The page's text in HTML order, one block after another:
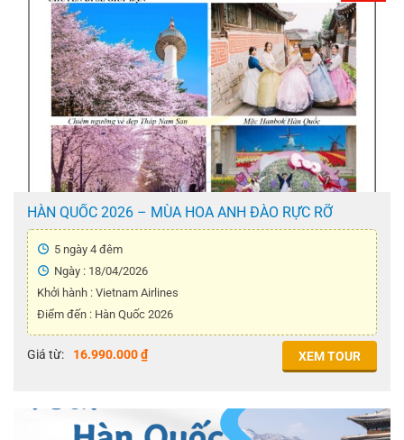
HÀN QUỐC 2026 – MÙA HOA ANH ĐÀO RỰC RỠ
5 ngày 4 đêm
Ngày : 18/04/2026
Khởi hành : Vietnam Airlines
Điểm đến : Hàn Quốc 2026
Giá từ:
Giá
16.990.000₫Giá
hiện
XEM TOUR